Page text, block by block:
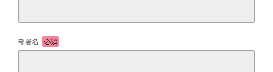
部署名 必須